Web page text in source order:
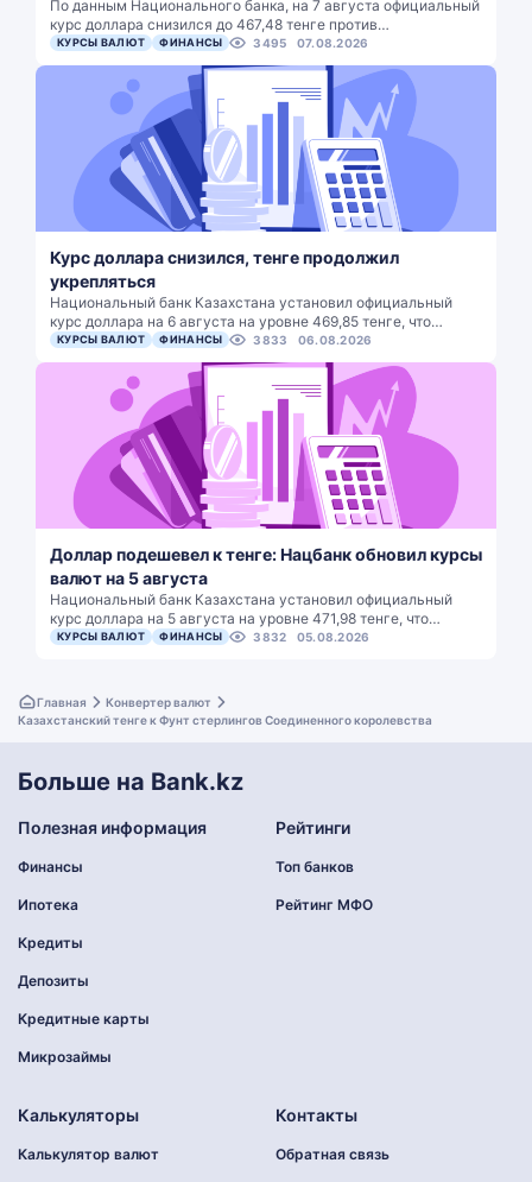
По данным Национального банка, на 7 августа официальный
курс доллара снизился до 467,48 тенге против…
КУРСЫ ВАЛЮТ ФИНАНСЫ 3495 07.08.2026
Курс доллара снизился, тенге продолжил
укрепляться
Национальный банк Казахстана установил официальный
курс доллара на 6 августа на уровне 469,85 тенге, что…
КУРСЫ ВАЛЮТ ФИНАНСЫ 3833 06.08.2026
Доллар подешевел к тенге: Нацбанк обновил курсы
валют на 5 августа
Национальный банк Казахстана установил официальный
курс доллара на 5 августа на уровне 471,98 тенге, что…
КУРСЫ ВАЛЮТ ФИНАНСЫ 3832 05.08.2026
Главная
Конвертер валют
Казахстанский тенге к Фунт стерлингов Соединенного королевства
Больше на Bank.kz
Полезная информация
Финансы
Ипотека
Кредиты
Депозиты
Кредитные карты
Микрозаймы
Рейтинги
Топ банков
Рейтинг МФО
Калькуляторы
Калькулятор валют
Контакты
Обратная связь